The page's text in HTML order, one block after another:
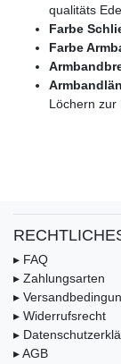
qualitäts
Farbe
Farbe
Löchern zur
▸ FAQ
▸ Zahlungsarten
▸
▸ Widerrufsrecht
▸
▸ AGB